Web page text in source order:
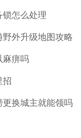
锁怎么处理
外升级地图攻略
麻痹吗
招
更换城主就能领吗